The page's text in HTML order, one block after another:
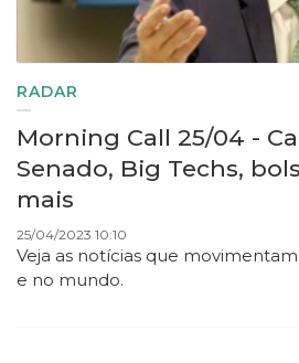
RADAR
Morning Call 25/04 -
Senado, Big Techs,
mais
25/04/2023 10:10
Veja as notícias que
e no mundo.